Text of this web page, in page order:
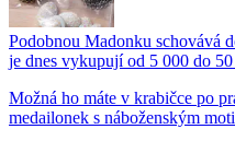
Podobnou Madonku schovává
je dnes vykupují od 5 000 do
Možná ho máte v krabičce po
medailonek s náboženským